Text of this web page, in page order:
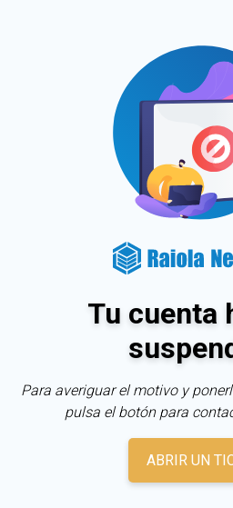
Tu cuenta
Para averiguar el motivo y
pulsa el botón para
ABRIR UN